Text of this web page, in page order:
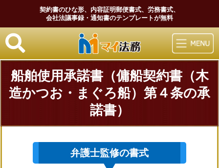
契約書のひな形、内容証明郵便書式、労務書式、
会社法議事録・通知書のテンプレートが無料
マイ法務
船舶使用承諾書（傭船契約書（木
造かつお・まぐろ船）第４条の承
諾書）
弁護士監修の書式